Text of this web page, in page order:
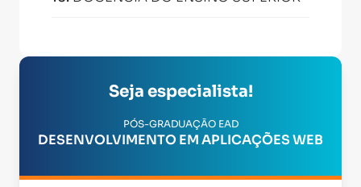
Seja especialista!
PÓS-GRADUAÇÃO EAD
DESENVOLVIMENTO EM APLICAÇÕES WEB